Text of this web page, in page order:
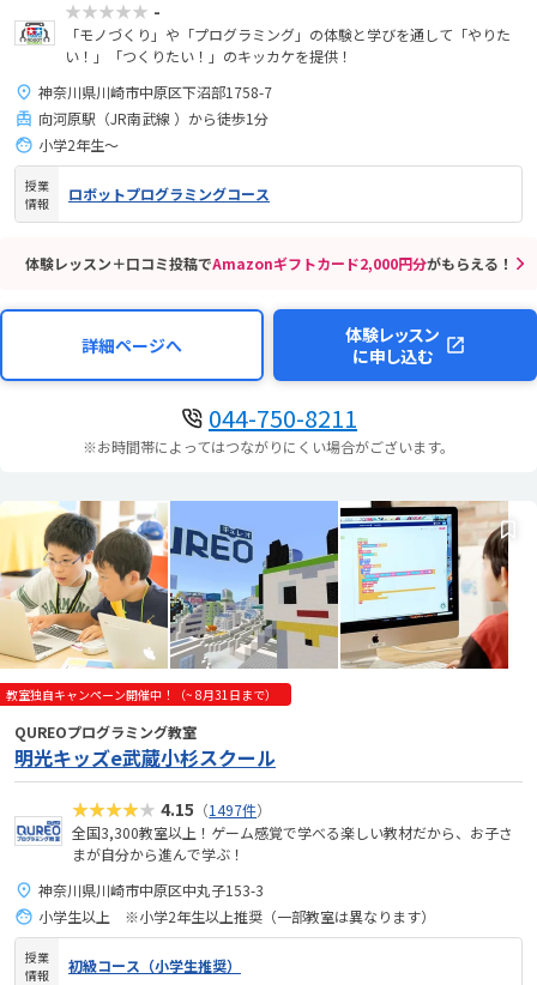
★★★★★ -
「モノづくり」や「プログラミング」の体験と学びを通して「やりた
い！」「つくりたい！」のキッカケを提供！
神奈川県川崎市中原区下沼部1758-7
向河原駅（JR南武線 ）から徒歩1分
小学2年生〜
授業
情報
ロボットプログラミングコース
体験レッスン＋口コミ投稿でAmazonギフトカード2,000円分がもらえる！
詳細ページへ
体験レッスン
に申し込む
044-750-8211
※お時間帯によってはつながりにくい場合がございます。
教室独自キャンペーン開催中！（~ 8月31日まで）
QUREOプログラミング教室
明光キッズe武蔵小杉スクール
★★★★★ 4.15 （1497件）
全国3,300教室以上！ゲーム感覚で学べる楽しい教材だから、お子さ
まが自分から進んで学ぶ！
神奈川県川崎市中原区中丸子153-3
小学生以上 ※小学2年生以上推奨（一部教室は異なります）
授業
情報
初級コース（小学生推奨）